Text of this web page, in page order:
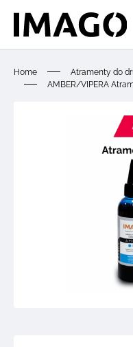
Home Atramenty do
AMBER/VIPERA